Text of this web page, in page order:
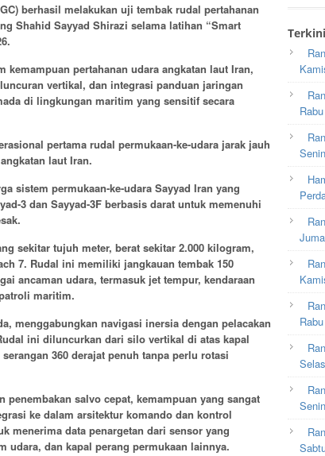
berhasil melakukan uji tembak rudal pertahanan
Shahid Sayyad Shirazi selama latihan “Smart
pertahanan udara angkatan laut Iran,
vertikal, dan integrasi panduan jaringan
di lingkungan maritim yang sensitif secara
pertama rudal permukaan-ke-udara jarak jauh
laut Iran.
sistem permukaan-ke-udara Sayyad Iran yang
3 dan Sayyad-3F berbasis darat untuk memenuhi
sekitar tujuh meter, berat sekitar 2.000 kilogram,
7. Rudal ini memiliki jangkauan tembak 150
ancaman udara, termasuk jet tempur, kendaraan
maritim.
menggabungkan navigasi inersia dengan pelacakan
ini diluncurkan dari silo vertikal di atas kapal
360 derajat penuh tanpa perlu rotasi
salvo cepat, kemampuan yang sangat
ke dalam arsitektur komando dan kontrol
menerima data penargetan dari sensor yang
udara, dan kapal perang permukaan lainnya.
Terkini